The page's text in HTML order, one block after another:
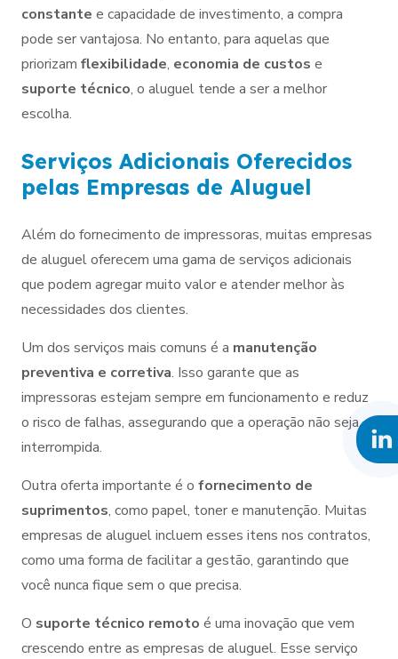
constante e capacidade de investimento, a compra
pode ser vantajosa. No entanto, para aquelas que
priorizam flexibilidade, economia de custos e
suporte técnico, o aluguel tende a ser a melhor
escolha.
Serviços Adicionais Oferecidos
pelas Empresas de Aluguel
Além do fornecimento de impressoras, muitas empresas
de aluguel oferecem uma gama de serviços adicionais
que podem agregar muito valor e atender melhor às
necessidades dos clientes.
Um dos serviços mais comuns é a manutenção
preventiva e corretiva. Isso garante que as
impressoras estejam sempre em funcionamento e reduz
o risco de falhas, assegurando que a operação não seja
interrompida.
Outra oferta importante é o fornecimento de
suprimentos, como papel, toner e manutenção. Muitas
empresas de aluguel incluem esses itens nos contratos,
como uma forma de facilitar a gestão, garantindo que
você nunca fique sem o que precisa.
O suporte técnico remoto é uma inovação que vem
crescendo entre as empresas de aluguel. Esse serviço